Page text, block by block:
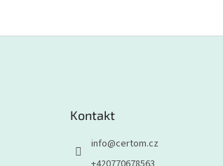
Kontakt
info@certom.cz